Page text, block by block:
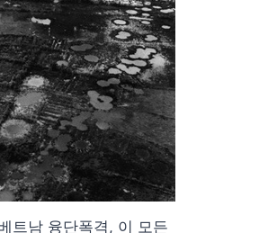
트남 융단폭격, 이 모든